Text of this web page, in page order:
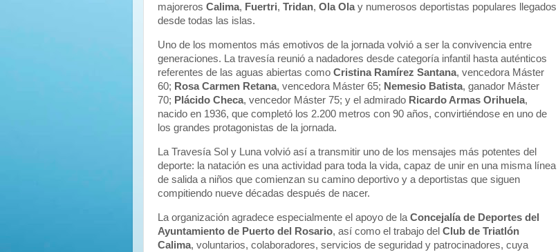
majoreros Calima, Fuertri, Tridan, Ola Olay numerosos deportistas populares llegados
desde todas las islas.
Uno de los momentos más emotivos de la jornada volvió a ser la convivencia entre
generaciones. La travesía reunió a nadadores desde categoría infantil hasta auténticos
referentes de las aguas abiertas como Cristina Ramírez Santana, vencedora Máster
60; Rosa Carmen Retana, vencedora Máster 65; Nemesio Batista, ganador Máster
70; Plácido Checa, vencedor Máster 75; y el admirado Ricardo Armas Orihuela,
nacido en 1936, que completó los 2.200 metros con 90 años, convirtiéndose en uno de
los grandes protagonistas de la jornada.
La Travesía Sol y Luna volvió así a transmitir uno de los mensajes más potentes del
deporte: la natación es una actividad para toda la vida, capaz de unir en una misma línea
de salida a niños que comienzan su camino deportivo y a deportistas que siguen
compitiendo nueve décadas después de nacer.
La organización agradece especialmente el apoyo de la Concejalía de Deportes del
Ayuntamiento de Puerto del Rosario, así como el trabajo del Club de Triatlón
Calima, voluntarios, colaboradores, servicios de seguridad y patrocinadores, cuya